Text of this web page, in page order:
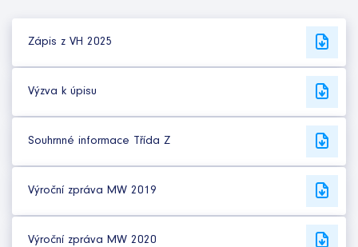
Zápis z VH 2025
Výzva k úpisu
Souhrnné informace Třída Z
Výroční zpráva MW 2019
Výroční zpráva MW 2020